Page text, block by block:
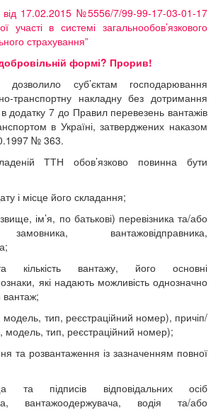
17.02.2015 №5556/7/99-99-17-03-01-17
участі в системі загальнообов’язкового
страхування”
формі? Прорив!
дозволило суб’єктам господарювання
транспортну накладну без дотримання
додатку 7 до Правил перевезень вантажів
в Україні, затверджених наказом
№ 363.
ТТН обов’язково повинна бути
і місце його складання;
ім’я, по батькові) перевізника та/або
вантажовідправника,
кількість вантажу, його основні
які надають можливість однозначно
вантаж;
тип, реєстраційний номер), причіп/
модель, тип, реєстраційний номер);
та розвантаження із зазначенням повної
та підписів відповідальних осіб
вантажоодержувача, водія та/або